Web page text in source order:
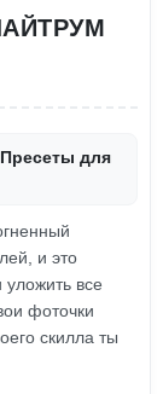
для
и это
все
фоточки
скилла ты